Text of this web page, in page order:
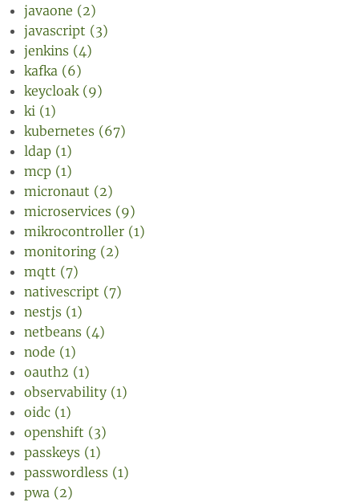
javaone (2)
javascript (3)
jenkins (4)
kafka (6)
keycloak (9)
ki (1)
kubernetes (67)
ldap (1)
mcp (1)
micronaut (2)
microservices (9)
mikrocontroller (1)
monitoring (2)
mqtt (7)
nativescript (7)
nestjs (1)
netbeans (4)
node (1)
oauth2 (1)
observability (1)
oidc (1)
openshift (3)
passkeys (1)
passwordless (1)
pwa (2)